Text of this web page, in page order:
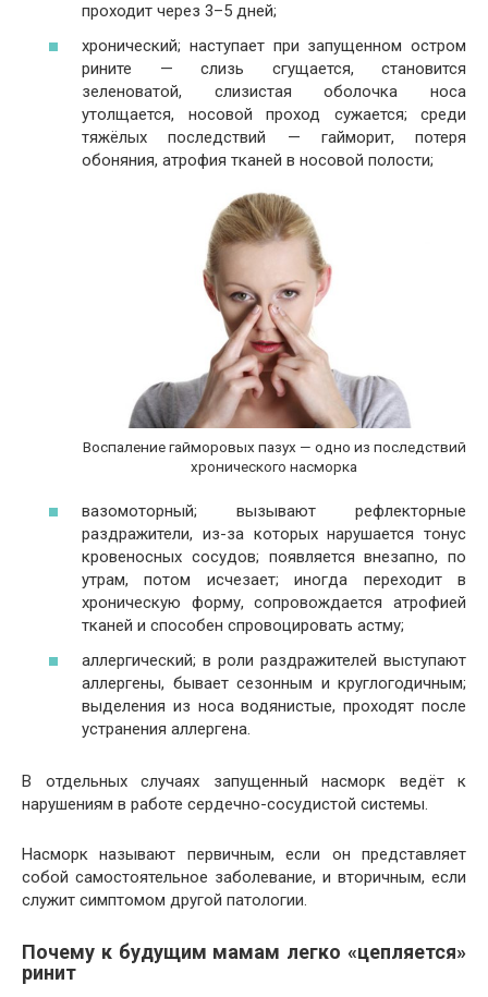
проходит через 3–5 дней;
хронический; наступает при запущенном остром
рините — слизь сгущается, становится
зеленоватой, слизистая оболочка носа
утолщается, носовой проход сужается; среди
тяжёлых последствий — гайморит, потеря
обоняния, атрофия тканей в носовой полости;
Воспаление гайморовых пазух — одно из последствий
хронического насморка
вазомоторный; вызывают рефлекторные
раздражители, из-за которых нарушается тонус
кровеносных сосудов; появляется внезапно, по
утрам, потом исчезает; иногда переходит в
хроническую форму, сопровождается атрофией
тканей и способен спровоцировать астму;
аллергический; в роли раздражителей выступают
аллергены, бывает сезонным и круглогодичным;
выделения из носа водянистые, проходят после
устранения аллергена.
В отдельных случаях запущенный насморк ведёт к
нарушениям в работе сердечно-сосудистой системы.
Насморк называют первичным, если он представляет
собой самостоятельное заболевание, и вторичным, если
служит симптомом другой патологии.
Почему к будущим мамам легко «цепляется»
ринит